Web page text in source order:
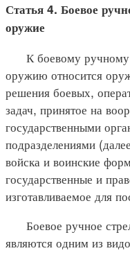
Статья 4. Боевое
оружие
К боевому ручному
оружию относится
решения боевых,
задач, принятое на
государственными
подразделениями
войска и воинские
государственные и
изготавливаемое для
Боевое ручное
являются одним из